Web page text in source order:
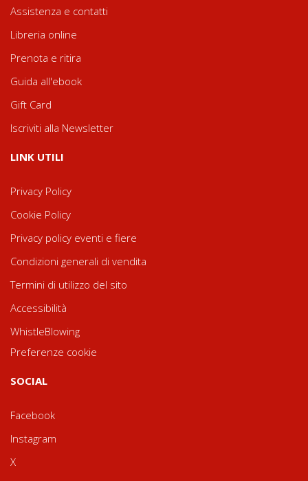
Assistenza e contatti
Libreria online
Prenota e ritira
Guida all'ebook
Gift Card
Iscriviti alla Newsletter
LINK UTILI
Privacy Policy
Cookie Policy
Privacy policy eventi e fiere
Condizioni generali di vendita
Termini di utilizzo del sito
Accessibilità
WhistleBlowing
Preferenze cookie
SOCIAL
Facebook
Instagram
X